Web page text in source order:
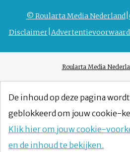
© Roularta Media Nederland
Disclaimer
Roularta Media
De inhoud op deze pagina
geblokkeerd om jouw cookie-
Klik hier om jouw cookie-
en de inhoud te bekijken.